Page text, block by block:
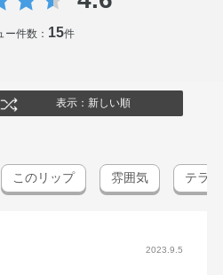
ー件数： 15件
表示：新しい順
このリップ 雰囲気 テラ
2023.9.5